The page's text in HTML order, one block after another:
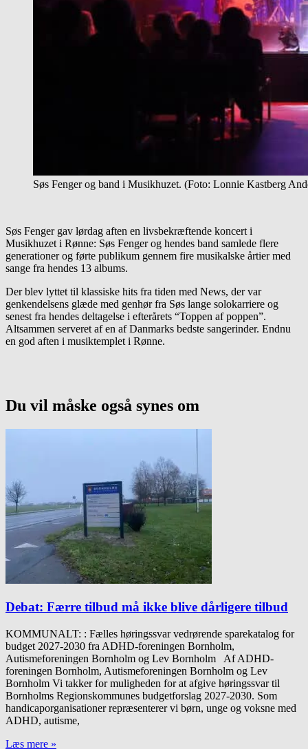
Søs Fenger og band i Musikhuzet. (Foto: Lonnie Kastberg
Søs Fenger gav lørdag aften en livsbekræftende koncert i
Musikhuzet i Rønne: Søs Fenger og hendes band samlede flere
generationer og førte publikum gennem fire musikalske årtier med
sange fra hendes 13 albums.
Der blev lyttet til klassiske hits fra tiden med News, der var
genkendelsens glæde med genhør fra Søs lange solokarriere og
senest fra hendes deltagelse i efterårets “Toppen af poppen”.
Altsammen serveret af en af Danmarks bedste sangerinder. Endnu
en god aften i musiktemplet i Rønne.
Du vil måske også synes om
Debat: Færre tilbud må ikke blive dårligere tilbud
KOMMUNALT: : Fælles høringssvar vedrørende sparekatalog for
budget 2027-2030 fra ADHD-foreningen Bornholm,
Autismeforeningen Bornholm og Lev Bornholm Af ADHD-
foreningen Bornholm, Autismeforeningen Bornholm og Lev
Bornholm Vi takker for muligheden for at afgive høringssvar til
Bornholms Regionskommunes budgetforslag 2027-2030. Som
handicaporganisationer repræsenterer vi børn, unge og voksne med
ADHD, autisme,
Læs mere »